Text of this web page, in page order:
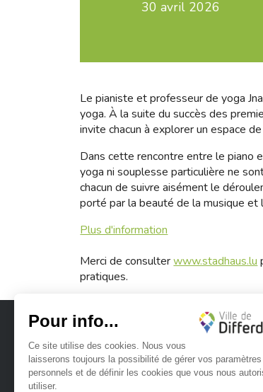
30 avril 2026
Le pianiste et professeur de yoga
yoga. À la suite du succès des
invite chacun à explorer un espace
Dans cette rencontre entre le piano
yoga ni souplesse particulière ne
chacun de suivre aisément le
porté par la beauté de la musique et
Plus d'information
Merci de consulterwww.stadhaus.lu
pratiques.